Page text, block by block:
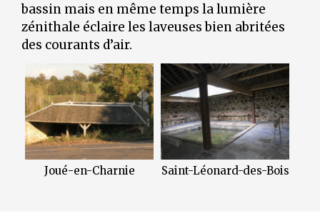
bassin mais en même temps la lumière
zénithale éclaire les laveuses bien abritées
des courants d’air.
Joué-en-Charnie Saint-Léonard-des-Bois